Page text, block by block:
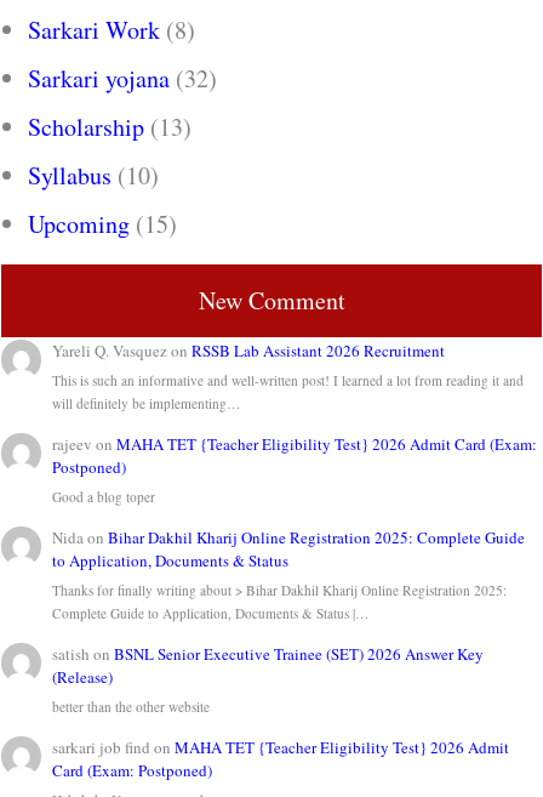
Sarkari Work (8)
Sarkari yojana (32)
Scholarship (13)
Syllabus (10)
Upcoming (15)
New Comment
Yareli Q. VasquezonRSSB Lab Assistant 2026 Recruitment
This is such an informative and well-written post! I learned a lot from reading it and
will definitely be implementing…
rajeev onMAHA TET {Teacher Eligibility Test} 2026 Admit Card (Exam:
Postponed)
Good a blog toper
NidaonBihar Dakhil Kharij Online Registration 2025: Complete Guide
to Application, Documents & Status
Thanks for finally writing about > Bihar Dakhil Kharij Online Registration 2025:
Complete Guide to Application, Documents & Status |…
satish onBSNL Senior Executive Trainee (SET) 2026 Answer Key
(Release)
better than the other website
sarkari job find onMAHA TET {Teacher Eligibility Test} 2026 Admit
Card (Exam: Postponed)